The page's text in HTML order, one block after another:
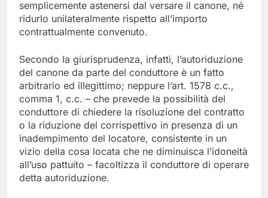
semplicemente astenersi dal versare il canone, né
ridurlo unilateralmente rispetto all’importo
contrattualmente convenuto.
Secondo la giurisprudenza, infatti, l’autoriduzione
del canone da parte del conduttore è un fatto
arbitrario ed illegittimo; neppure l’art. 1578 c.c.,
comma 1, c.c. – che prevede la possibilità del
conduttore di chiedere la risoluzione del contratto
o la riduzione del corrispettivo in presenza di un
inadempimento del locatore, consistente in un
vizio della cosa locata che ne diminuisca l’idoneità
all’uso pattuito – facoltizza il conduttore di operare
detta autoriduzione.